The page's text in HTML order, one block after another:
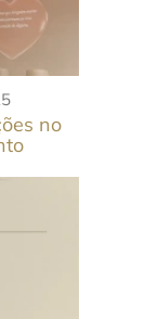
no